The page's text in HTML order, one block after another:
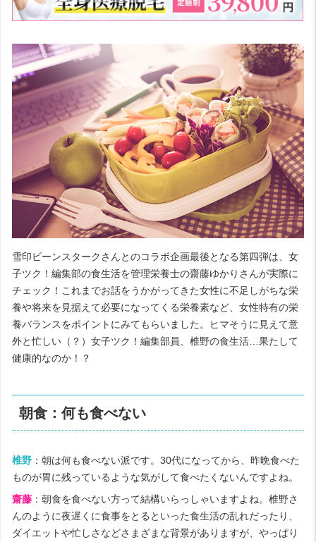
雪印ビーンスタークさんとのコラボ企画最後となる第四弾は、女
子ツク！編集部の食生活を管理栄養士の齋藤ゆかりさんが実際に
チェック！これまでお話をうかがってきた女性に不足しがちな栄
養や将来を見据えて必要になってくる栄養素など、女性特有の栄
養バランスをポイントにみてもらいました。ヒマそうに見えて意
外と忙しい（？）女子ツク！編集部員、椎野の食生活…果たして
健康的なのか！？
朝食：何も食べない
椎野 ：朝は何も食べない派です。30代になってから、昨晩食べた
ものが胃に残っているような気がして食べたくないんですよね。
齋藤 ：朝食を食べない方って結構いらっしゃいますよね。椎野さ
んのように夜遅くに食事をとるといった食生活の乱れだったり、
ダイエットや忙しさなどさまざまな背景がありますが、やっぱり